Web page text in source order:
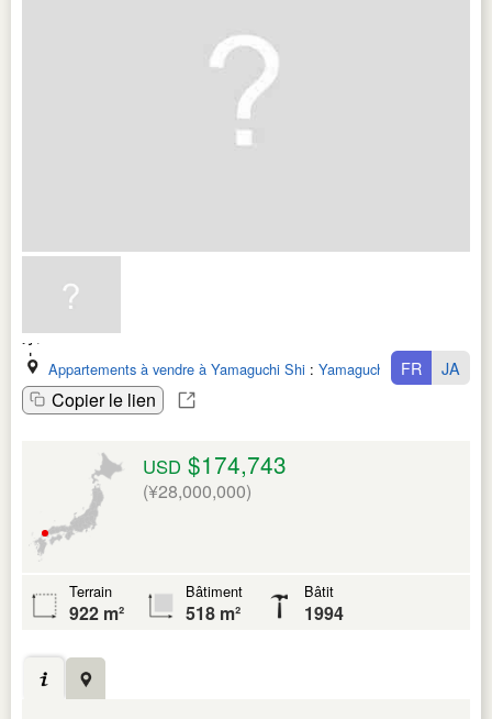
Appartements à vendre à Yamaguchi Shi : Yamaguchi Ken
Copier le lien
FR JA
USD $174,743
(¥28,000,000)
Terrain
922 m²
Bâtiment
518 m²
Bâtit
1994